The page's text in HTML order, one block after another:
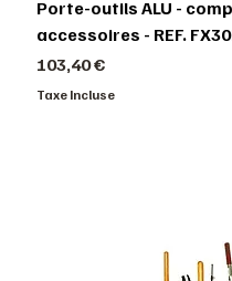
Porte-outils ALU -
accessoires - REF.
Prix
103,40 €
Taxe Incluse